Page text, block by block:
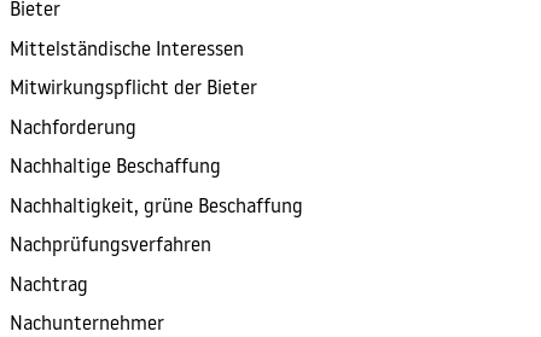
Bieter
Mittelständische Interessen
Mitwirkungspflicht der Bieter
Nachforderung
Nachhaltige Beschaffung
Nachhaltigkeit, grüne Beschaffung
Nachprüfungsverfahren
Nachtrag
Nachunternehmer